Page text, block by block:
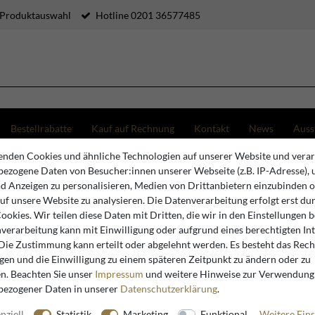
Hotline 0201 36577485
Bestellrabatte Kauf auf Rechnung Kontakt News
Tabletts von Casa Padrino –
Cookies und ähnliche Technologien auf unserer Website und
Daten von Besucher:innen unserer Webseite (z.B. IP-Adresse),
Anzeigen zu personalisieren, Medien von Drittanbietern einzubinden
unsere Website zu analysieren. Die Datenverarbeitung erfolgt erst
Wir teilen diese Daten mit Dritten, die wir in den Einstellungen
kann mit Einwilligung oder aufgrund eines berechtigten
Zustimmung kann erteilt oder abgelehnt werden. Es besteht das
und die Einwilligung zu einem späteren Zeitpunkt zu ändern oder zu
Beachten Sie unser Impressum und weitere Hinweise zur Verwendung
Daten in unserer Daten­schutz­erklärung.